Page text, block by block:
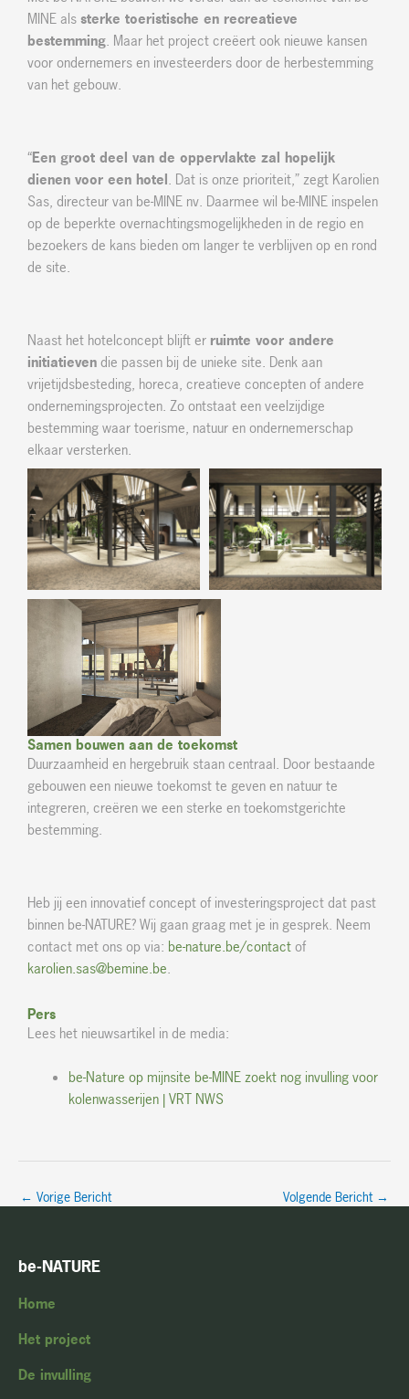
MINE alssterke toeristische en recreatieve
bestemming. Maar het project creëert ook nieuwe kansen
voor ondernemers en investeerders door de herbestemming
van het gebouw.
“Een groot deel van de oppervlakte zal hopelijk
dienen voor een hotel. Dat is onze prioriteit,” zegt Karolien
Sas, directeur van be-MINE nv. Daarmee wil be-MINE inspelen
op de beperkte overnachtingsmogelijkheden in de regio en
bezoekers de kans bieden om langer te verblijven op en rond
de site.
Naast het hotelconcept blijft er ruimte voor andere
initiatievendie passen bij de unieke site. Denk aan
vrijetijdsbesteding, horeca, creatieve concepten of andere
ondernemingsprojecten. Zo ontstaat een veelzijdige
bestemming waar toerisme, natuur en ondernemerschap
elkaar versterken.
Samen bouwen aan de toekomst
Duurzaamheid en hergebruik staan centraal. Door bestaande
gebouwen een nieuwe toekomst te geven en natuur te
integreren, creëren we een sterke en toekomstgerichte
bestemming.
Heb jij een innovatief concept of investeringsproject dat past
binnen be-NATURE? Wij gaan graag met je in gesprek. Neem
contact met ons op via: be-nature.be/contactof
karolien.sas@bemine.be.
Pers
Lees het nieuwsartikel in de media:
be-Nature op mijnsite be-MINE zoekt nog invulling voor
kolenwasserijen | VRT NWS
← Vorige Bericht Volgende Bericht →
be-NATURE
Home
Het project
De invulling